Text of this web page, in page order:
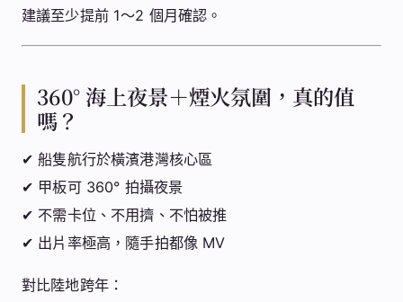
建議至少提前 1～2 個月確認。
360° 海上夜景＋煙火氛圍，真的值
嗎？
✔ 船隻航行於橫濱港灣核心區
✔ 甲板可 360° 拍攝夜景
✔ 不需卡位、不用擠、不怕被推
✔ 出片率極高，隨手拍都像 MV
對比陸地跨年：